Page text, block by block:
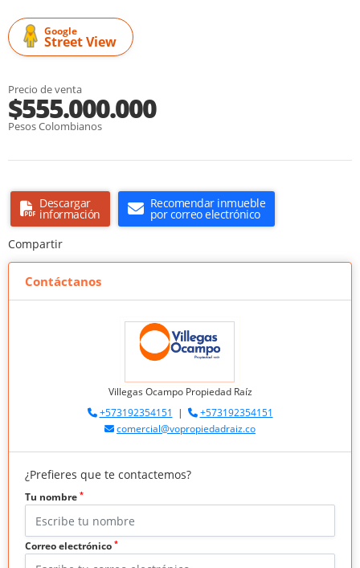
Google
Street View
Precio de venta
$555.000.000
Pesos Colombianos
Descargar
información
Recomendar inmueble
por correo electrónico
Compartir
Contáctanos
Villegas Ocampo Propiedad Raíz
+573192354151 |
+573192354151
comercial@vopropiedadraiz.co
¿Prefieres que te contactemos?
Tu nombre *
Correo electrónico *